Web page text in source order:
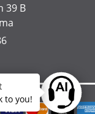
39 B
Ask
to you!